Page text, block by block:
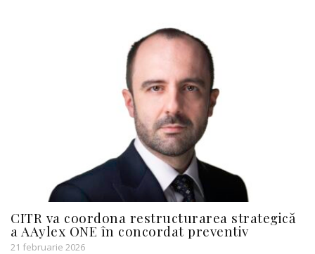
CITR va coordona restructurarea strategică
a AAylex ONE în concordat preventiv
21 februarie 2026